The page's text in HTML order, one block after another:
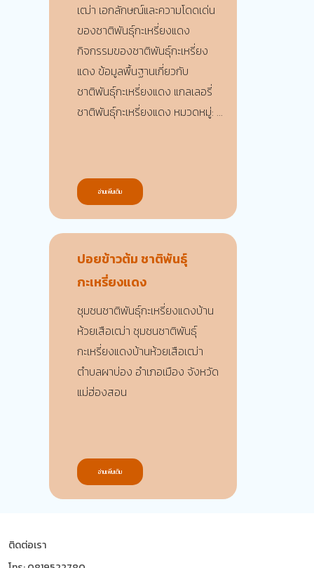
เฒ่า เอกลักษณ์และความโดดเด่น
ของชาติพันธุ์กะเหรี่ยงแดง
กิจกรรมของชาติพันธุ์กะเหรี่ยง
แดง ข้อมูลพื้นฐานเกี่ยวกับ
ชาติพันธุ์กะเหรี่ยงแดง แกลเลอรี่
ชาติพันธุ์กะเหรี่ยงแดง หมวดหมู่: ...
อ่านเพิ่มเติม
ปอยข้าวต้ม ชาติพันธุ์
กะเหรี่ยงแดง
ชุมชนชาติพันธุ์กะเหรี่ยงแดงบ้าน
ห้วยเสือเฒ่า ชุมชนชาติพันธุ์
กะเหรี่ยงแดงบ้านห้วยเสือเฒ่า
ตำบลผาบ่อง อำเภอเมือง จังหวัด
แม่ฮ่องสอน
อ่านเพิ่มเติม
ติดต่อเรา